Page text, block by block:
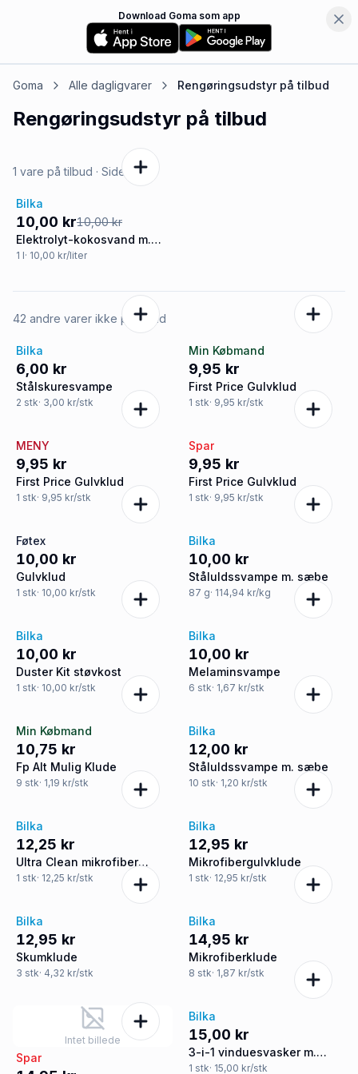
Download Goma som app
Goma Alle dagligvarer Rengøringsudstyrpå tilbud
Rengøringsudstyr på tilbud
1 vare på tilbud · Side af
Tilbud
Bilka
10,00 kr10,00 kr
Elektrolyt-kokosvand m.
blåbær og citron
1 l· 10,00 kr/liter
42 andre varer ikke på tilbud
Bilka
6,00 kr
Stålskuresvampe
2 stk· 3,00 kr/stk
Min Købmand
9,95 kr
First Price Gulvklud
1 stk· 9,95 kr/stk
MENY
9,95 kr
First Price Gulvklud
1 stk· 9,95 kr/stk
Spar
9,95 kr
First Price Gulvklud
1 stk· 9,95 kr/stk
Føtex
10,00 kr
Gulvklud
1 stk· 10,00 kr/stk
Bilka
10,00 kr
Ståluldssvampe m. sæbe
87 g· 114,94 kr/kg
Bilka
10,00 kr
Duster Kit støvkost
1 stk· 10,00 kr/stk
Bilka
10,00 kr
Melaminsvampe
6 stk· 1,67 kr/stk
Min Købmand
10,75 kr
Fp Alt Mulig Klude
9 stk· 1,19 kr/stk
Bilka
12,00 kr
Ståluldssvampe m. sæbe
10 stk· 1,20 kr/stk
Bilka
12,25 kr
Ultra Clean mikrofiber
gulvmoppe
1 stk· 12,25 kr/stk
Bilka
12,95 kr
Mikrofibergulvklude
1 stk· 12,95 kr/stk
Bilka
12,95 kr
Skumklude
3 stk· 4,32 kr/stk
Bilka
14,95 kr
Mikrofiberklude
8 stk· 1,87 kr/stk
Intet billede
Spar
Bilka
15,00 kr
3-i-1 vinduesvasker m.
sprayflaske
1 stk· 15,00 kr/stk